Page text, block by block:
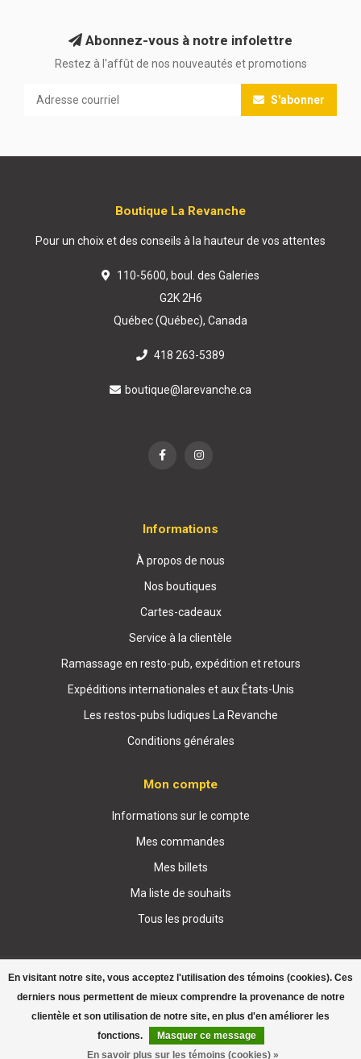
En visitant notre site, vous acceptez l'utilisation des témoins (cookies). Ces
derniers nous permettent de mieux comprendre la provenance de notre
clientèle et son utilisation de notre site, en plus d'en améliorer les
fonctions.
Masquer ce message
En savoir plus sur les témoins (cookies) »
Abonnez-vous à notre infolettre
Restez à l'affût de nos nouveautés et promotions
S'abonner
Boutique La Revanche
Pour un choix et des conseils à la hauteur de vos attentes
110-5600, boul. des Galeries
G2K 2H6
Québec (Québec), Canada
418 263-5389
boutique@larevanche.ca
Informations
À propos de nous
Nos boutiques
Cartes-cadeaux
Service à la clientèle
Ramassage en resto-pub, expédition et retours
Expéditions internationales et aux États-Unis
Les restos-pubs ludiques La Revanche
Conditions générales
Mon compte
Informations sur le compte
Mes commandes
Mes billets
Ma liste de souhaits
Tous les produits
© Copyright 2026 Boutique La Revanche